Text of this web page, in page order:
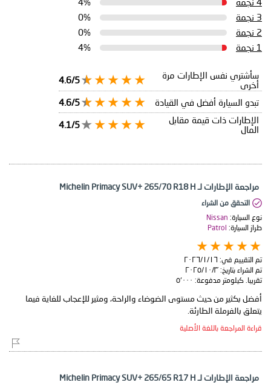
3 نجمة
0%
2 نجمة
0%
1 نجمة
4%
سأشتري نفس الإطارات مرة
أخرى
4.6/5
تبدو السيارة أفضل في القيادة
4.6/5
الإطارات ذات قيمة مقابل
المال
4.1/5
مراجعة الإطارات لـ Michelin Primacy SUV+ 265/70 R18 H
التحقق من الشراء
نوع السيارة: Nissan
طراز السيارة: Patrol
تم التقييم في: ١٦‏/١‏/٢٠٢٦
تم الشراء بتاريخ: ٣‏/١٠‏/٢٠٢٥
تقريبا. كيلومتر مدفوعة: ٥٬٠٠٠
أفضل بكثير من حيث مستوى الضوضاء والراحة، ومثير للإعجاب للغاية فيما
يتعلق بالفرملة الطارئة.
قراءة المراجعة باللغة الأصلية
مراجعة الإطارات لـ Michelin Primacy SUV+ 265/65 R17 H